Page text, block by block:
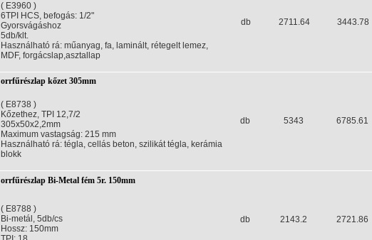
db 2711.64 3443.78
( E3960 )
6TPI HCS, befogás: 1/2"
Gyorsvágáshoz
5db/klt.
Használható rá: műanyag, fa, laminált, rétegelt lemez,
MDF, forgácslap,asztallap
orrfűrészlap kőzet 305mm
db 5343 6785.61
( E8738 )
Kőzethez, TPI 12,7/2
305x50x2,2mm
Maximum vastagság: 215 mm
Használható rá: tégla, cellás beton, szilikát tégla, kerámia
blokk
orrfűrészlap Bi-Metal fém 5r. 150mm
db 2143.2 2721.86
( E8788 )
Bi-metál, 5db/cs
Hossz: 150mm